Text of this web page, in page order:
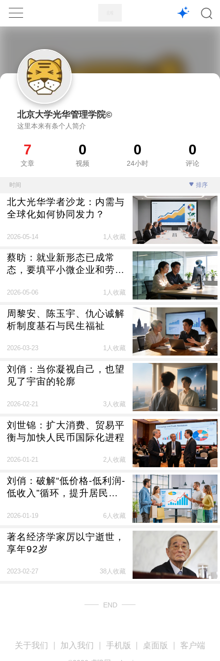
1X
北京大学光华管理学院©
这里本来有条个人简介
7
文章
0
视频
0
24小时
0
评论
时间 排序
北大光华学者沙龙：内需与
全球化如何协同发力？
2026-05-14 1人收藏
蔡昉：就业新形态已成常
态，要填平小微企业和劳动
2026-05-06 1人收藏
周黎安、陈玉宇、仇心诚解
析制度基石与民生福祉
2026-03-23 1人收藏
刘俏：当你凝视自己，也望
见了宇宙的轮廓
2026-02-21 3人收藏
刘世锦：扩大消费、贸易平
衡与加快人民币国际化进程
2026-01-21 2人收藏
刘俏：破解“低价格-低利润-
低收入”循环，提升居民消
2026-01-19 6人收藏
著名经济学家厉以宁逝世，
享年92岁
2023-02-27 38人收藏
END
关于我们 加入我们 手机版 桌面版 客户端